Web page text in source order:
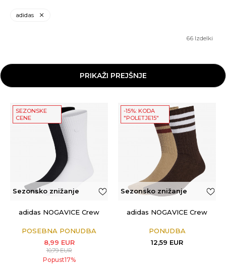
adidas
66 Izdelki
PRIKAŽI PREJŠNJE
SEZONSKE
CENE
Sezonsko znižanje
adidas NOGAVICE Crew
POSEBNA PONUDBA
8,99 EUR
10,79EUR
Popust17%
-15%: KODA
"POLETJE15"
Sezonsko znižanje
adidas NOGAVICE Crew
PONUDBA
12,59 EUR